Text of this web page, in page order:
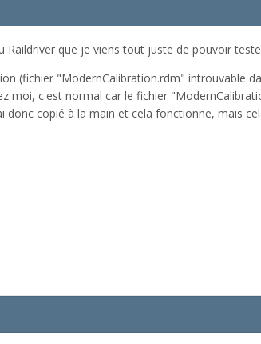
que je viens tout juste de pouvoir
(fichier "ModernCalibration.rdm" introuvable
moi, c'est normal car le fichier
donc copié à la main et cela fonctionne, mais